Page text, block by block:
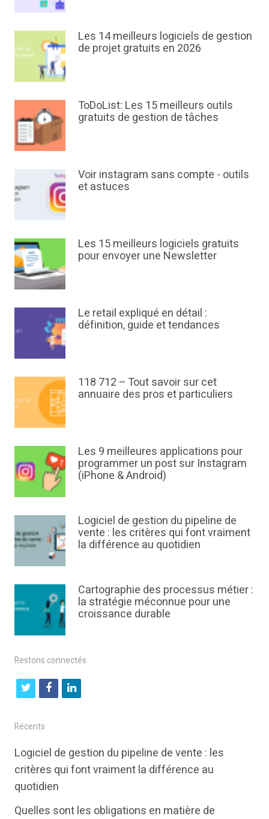
Les 14 meilleurs logiciels de gestion
de projet gratuits en 2026
ToDoList: Les 15 meilleurs outils
gratuits de gestion de tâches
Voir instagram sans compte - outils
et astuces
Les 15 meilleurs logiciels gratuits
pour envoyer une Newsletter
Le retail expliqué en détail :
définition, guide et tendances
118 712 – Tout savoir sur cet
annuaire des pros et particuliers
Les 9 meilleures applications pour
programmer un post sur Instagram
(iPhone & Android)
Logiciel de gestion du pipeline de
vente : les critères qui font vraiment
la différence au quotidien
Cartographie des processus métier :
la stratégie méconnue pour une
croissance durable
Restons connectés
t
i
t
t
e
f
b
o
l
e
i
Récents
Logiciel de gestion du pipeline de vente : les
critères qui font vraiment la différence au
quotidien
Quelles sont les obligations en matière de